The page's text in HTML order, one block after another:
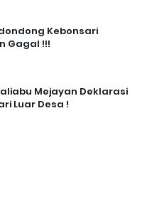
Kebonsari
Gagal !!!
Mejayan Deklarasi
Luar Desa !